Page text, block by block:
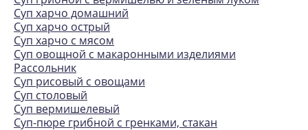
Суп харчо домашний
Суп харчо острый
Суп харчо с мясом
Суп овощной с макаронными изделиями
Рассольник
Суп рисовый с овощами
Суп столовый
Суп вермишелевый
Суп-пюре грибной с гренками, стакан